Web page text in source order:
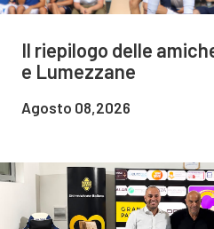
Il riepilogo delle
e Lumezzane
Agosto 08,2026